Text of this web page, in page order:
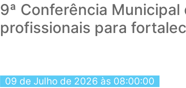
9ª Conferência
profissionais para
09 de Julho de 2026 às 08:00:00